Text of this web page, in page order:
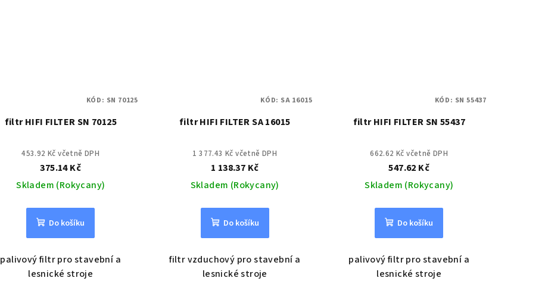
filtr HIFI FILTER SN 70125
453.92 Kč včetně DPH
375.14 Kč
Skladem (Rokycany)
Do košíku
palivový filtr pro stavební a
lesnické stroje
KÓD: SN 70125
filtr HIFI FILTER SA 16015
1 377.43 Kč včetně DPH
1 138.37 Kč
Skladem (Rokycany)
Do košíku
filtr vzduchový pro stavební a
lesnické stroje
KÓD: SA 16015
filtr HIFI FILTER SN 55437
662.62 Kč včetně DPH
547.62 Kč
Skladem (Rokycany)
Do košíku
palivový filtr pro stavební a
lesnické stroje
KÓD: SN 55437